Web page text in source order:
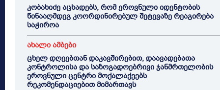
კობახიძე აცხადებს, რომ ეროვნული იდენტობის
წინააღმდეგ კოორდინირებულ შეტევაზე რეაგირება
საჭიროა
ახალი ამბები
ცხელ დღეებთან დაკავშირებით, დაავადებათა
კონტროლისა და საზოგადოებრივი ჯანმრთელობის
ეროვნული ცენტრი მოქალაქეებს
რეკომენდაციებით მიმართავს